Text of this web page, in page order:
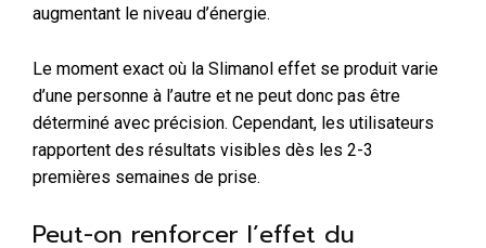
augmentant le niveau d’énergie.
Le moment exact où la Slimanol effet se produit varie
d’une personne à l’autre et ne peut donc pas être
déterminé avec précision. Cependant, les utilisateurs
rapportent des résultats visibles dès les 2-3
premières semaines de prise.
Peut-on renforcer l’effet du